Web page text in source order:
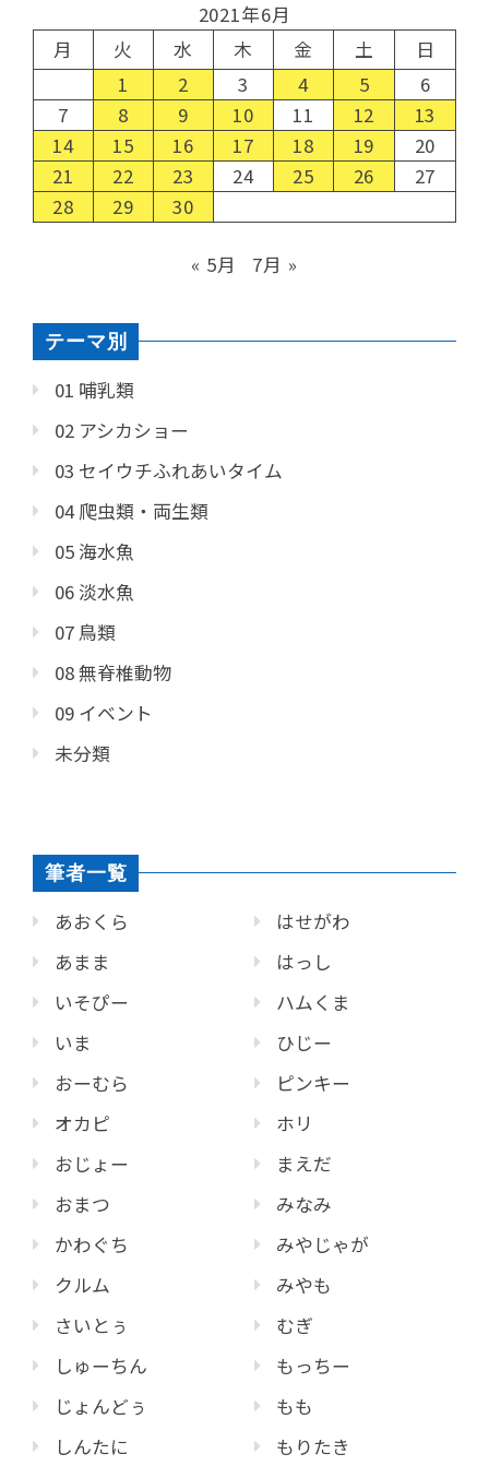
2021年6月
月
火 水 木 金 土
日
1
2 3 4 5
6
7
8 9 10 11 12
13
14
15 16 17 18 19
20
21
22 23 24 25 26
27
28
29 30
« 5月 7月 »
テーマ別
01 哺乳類
02 アシカショー
03 セイウチふれあいタイム
04 爬虫類・両生類
05 海水魚
06 淡水魚
07 鳥類
08 無脊椎動物
09 イベント
未分類
筆者一覧
あおくら
あまま
いそぴー
いま
おーむら
オカピ
おじょー
おまつ
かわぐち
クルム
さいとぅ
しゅーちん
じょんどぅ
しんたに
はせがわ
はっし
ハムくま
ひじー
ピンキー
ホリ
まえだ
みなみ
みやじゃが
みやも
むぎ
もっちー
もも
もりたき